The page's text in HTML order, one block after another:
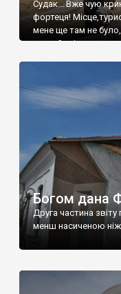
Судак... Вже чую
фортеця!
мене ще там не було,
принаймні до цього
Богом дана
Друга частина
менш насиченою